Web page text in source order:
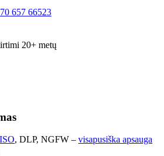
657 66523
20+ metų
, DLP, NGFW – visapusiška apsauga